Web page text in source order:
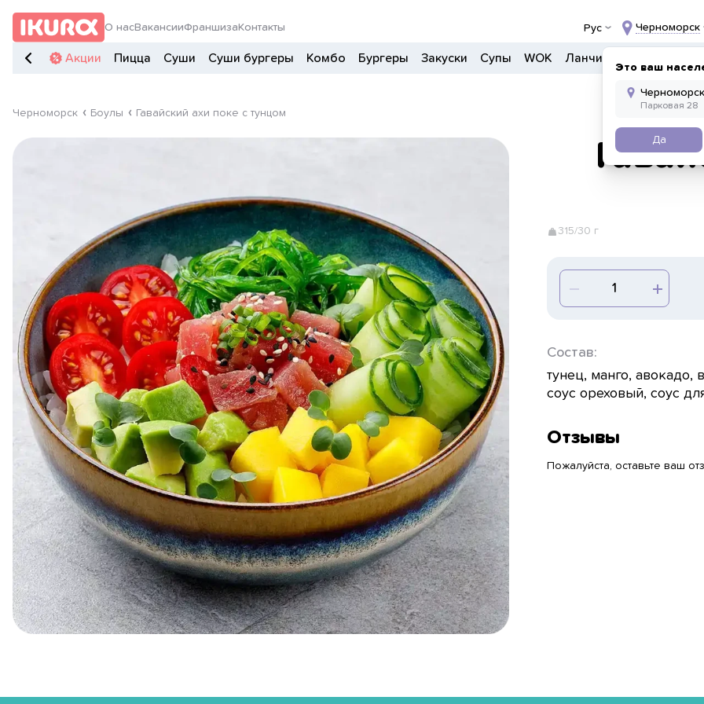
О насВакансииФраншиза Контакты Рус Черноморск
Это ваш
Да
Акции Пицца Суши Суши бургеры Комбо Бургеры Закуски Супы WOK Ланчи
Черноморск Боулы Гавайский ахи поке с тунцом
315/30 г
Состав:
тунец, манго, авокадо,
соус ореховый, соус
Отзывы
Пожалуйста, оставьте ваш